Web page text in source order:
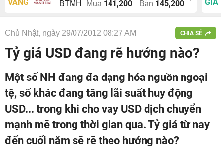
VÀNG
BTMH Mua 141,200 Bán 145,200
GIÁ
Chủ Nhật, ngày 29/07/2012 08:27 AM CHIA SẺ
Tỷ giá USD đang rẽ hướng nào?
Một số NH đang đa dạng hóa nguồn ngoại
tệ, số khác đang tăng lãi suất huy động
USD... trong khi cho vay USD dịch chuyển
mạnh mẽ trong thời gian qua. Tỷ giá từ nay
đến cuối năm sẽ rẽ theo hướng nào?